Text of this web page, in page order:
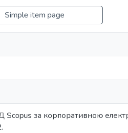
Simple item page
Scopus за корпоративною